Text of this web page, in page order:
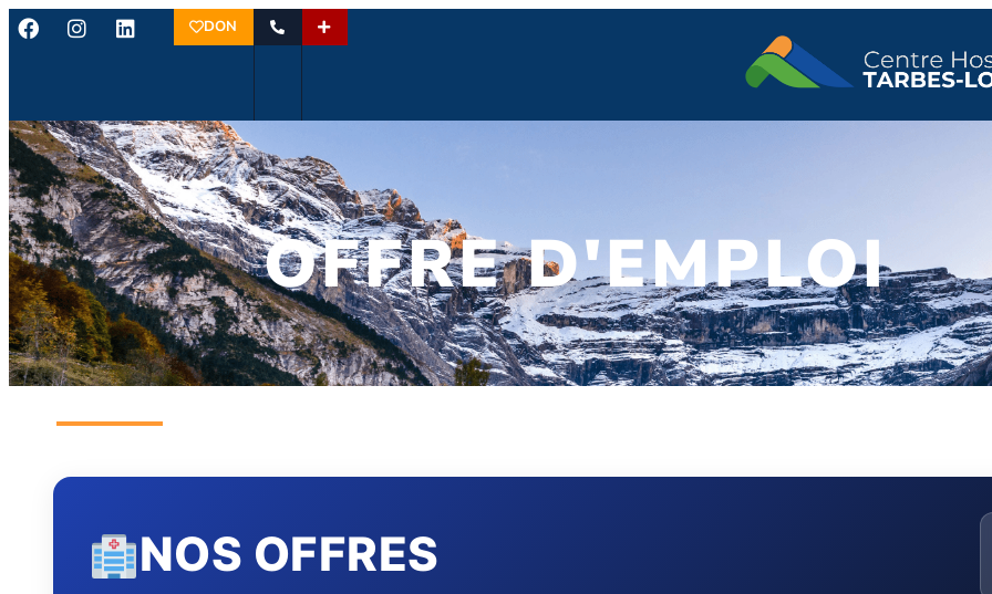
DON
OFFRE D'EMPLOI
NOS OFFRES